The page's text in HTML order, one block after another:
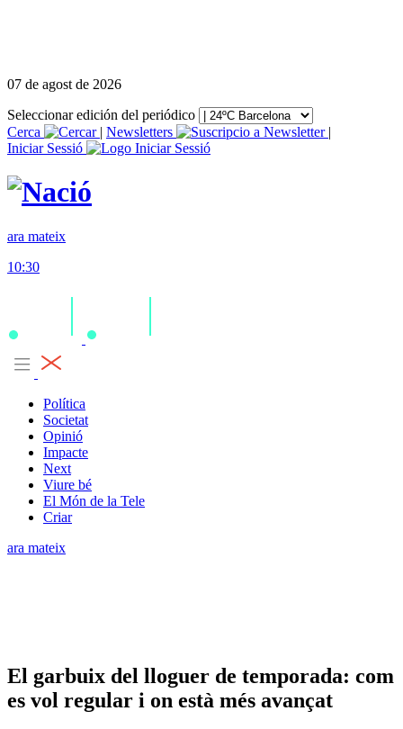
07 de agost de 2026
Seleccionar edición del periódico
Cerca
| Newsletters
|
Iniciar Sessió
ara mateix
10:30
Política
Societat
Opinió
Impacte
Next
Viure bé
El Món de la Tele
Criar
ara mateix
El garbuix del lloguer de temporada: com
es vol regular i on està més avançat